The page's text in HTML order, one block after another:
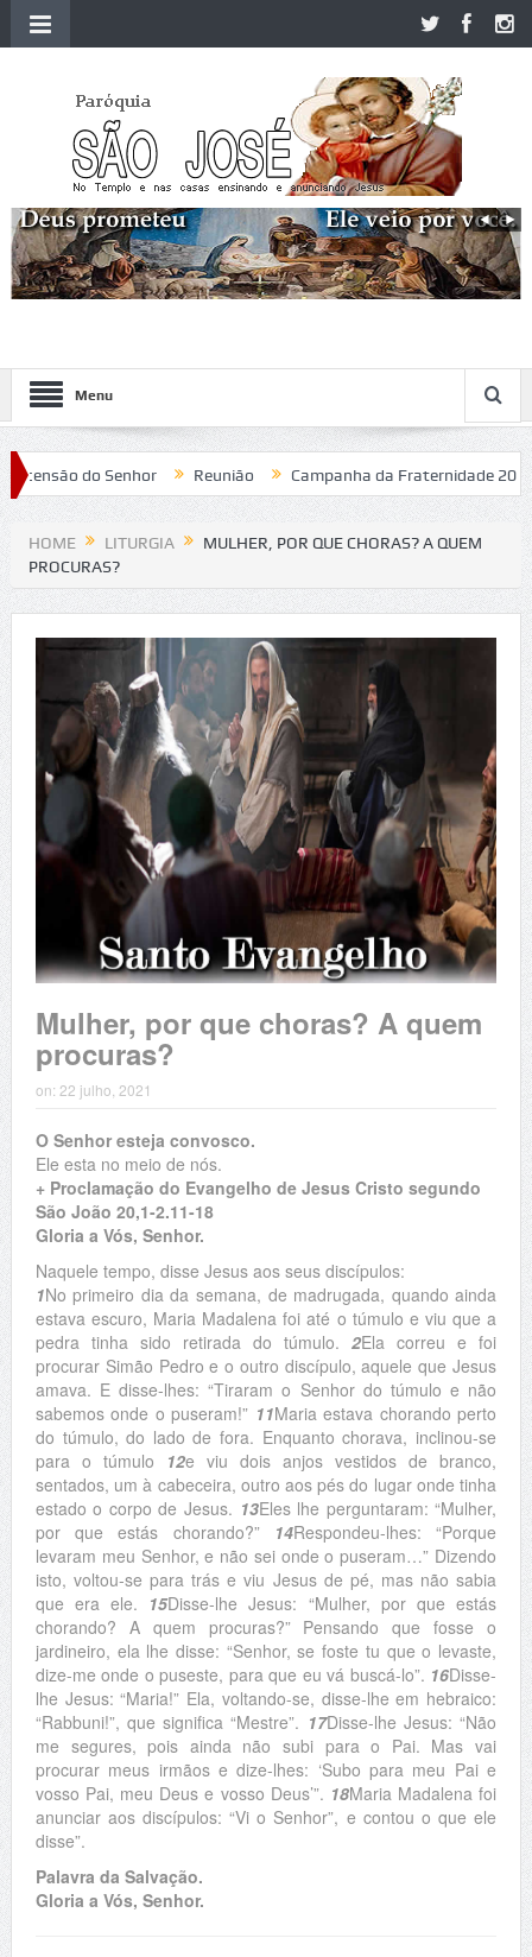
Menu
do Senhor Reunião Campanha da Fraternidade 2020
HOME LITURGIA
MULHER, POR QUE CHORAS? A QUEM
PROCURAS?
Mulher, por que choras? A quem
procuras?
on: 22 julho, 2021
O Senhor esteja convosco.
Ele esta no meio de nós.
+ Proclamação do Evangelho de Jesus Cristo segundo
São João 20,1-2.11-18
Gloria a Vós, Senhor.
Naquele tempo, disse Jesus aos seus discípulos:
1No primeiro dia da semana, de madrugada, quando ainda
estava escuro, Maria Madalena foi até o túmulo e viu que a
pedra tinha sido retirada do túmulo.2Ela correu e foi
procurar Simão Pedro e o outro discípulo, aquele que Jesus
amava. E disse-lhes: “Tiraram o Senhor do túmulo e não
sabemos onde o puseram!” 11Maria estava chorando perto
do túmulo, do lado de fora. Enquanto chorava, inclinou-se
para o túmulo
12e viu dois anjos vestidos de branco,
sentados, um à cabeceira, outro aos pés do lugar onde tinha
estado o corpo de Jesus. 13Eles lhe perguntaram: “Mulher,
por que estás chorando?”
14Respondeu-lhes: “Porque
levaram meu Senhor, e não sei onde o puseram…” Dizendo
isto, voltou-se para trás e viu Jesus de pé, mas não sabia
que era ele. 15Disse-lhe Jesus: “Mulher, por que estás
chorando? A quem procuras?” Pensando que fosse o
jardineiro, ela lhe disse: “Senhor, se foste tu que o levaste,
dize-me onde o puseste, para que eu vá buscá-lo”. 16Disse-
lhe Jesus: “Maria!” Ela, voltando-se, disse-lhe em hebraico:
“Rabbuni!”, que significa “Mestre”. 17Disse-lhe Jesus: “Não
me segures, pois ainda não subi para o Pai. Mas vai
procurar meus irmãos e dize-lhes: ‘Subo para meu Pai e
vosso Pai, meu Deus e vosso Deus’”. 18Maria Madalena foi
anunciar aos discípulos: “Vi o Senhor”, e contou o que ele
disse”.
Palavra da Salvação.
Gloria a Vós, Senhor.